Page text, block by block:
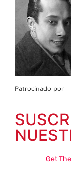
Patrocinado por
Get